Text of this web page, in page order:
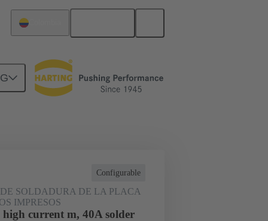
Productos
Configurable
SOLDADURA DE LA PLACA
IMPRESOS
current m, 40A solder